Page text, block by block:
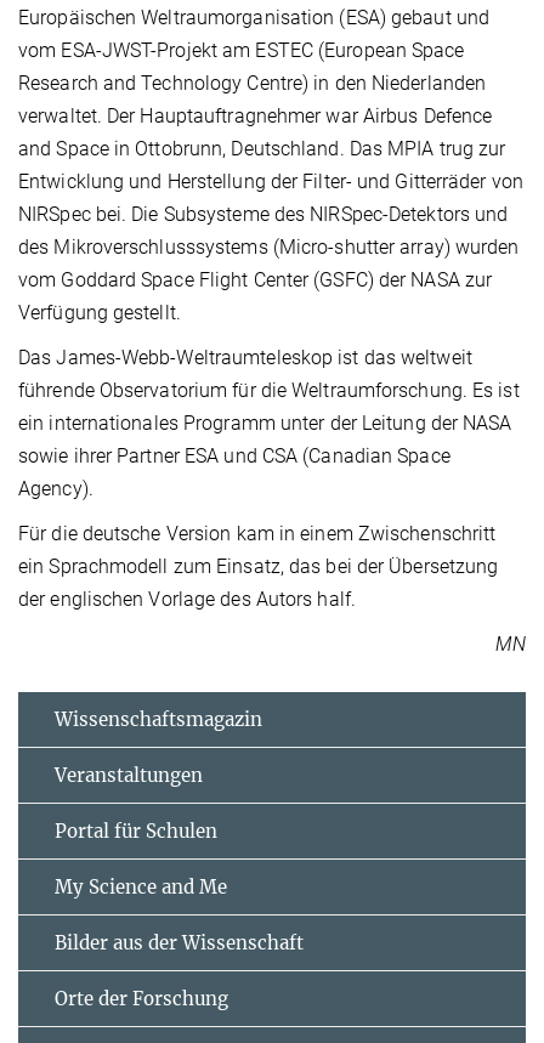
Europäischen Weltraumorganisation (ESA) gebaut und
vom ESA-JWST-Projekt am ESTEC (European Space
Research and Technology Centre) in den Niederlanden
verwaltet. Der Hauptauftragnehmer war Airbus Defence
and Space in Ottobrunn, Deutschland. Das MPIA trug zur
Entwicklung und Herstellung der Filter- und Gitterräder von
NIRSpec bei. Die Subsysteme des NIRSpec-Detektors und
des Mikroverschlusssystems (Micro-shutter array) wurden
vom Goddard Space Flight Center (GSFC) der NASA zur
Verfügung gestellt.
Das James-Webb-Weltraumteleskop ist das weltweit
führende Observatorium für die Weltraumforschung. Es ist
ein internationales Programm unter der Leitung der NASA
sowie ihrer Partner ESA und CSA (Canadian Space
Agency).
Für die deutsche Version kam in einem Zwischenschritt
ein Sprachmodell zum Einsatz, das bei der Übersetzung
der englischen Vorlage des Autors half.
MN
Wissenschaftsmagazin
Veranstaltungen
Portal für Schulen
My Science and Me
Bilder aus der Wissenschaft
Orte der Forschung